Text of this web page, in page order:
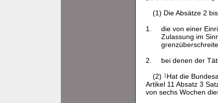
(1) Die Absätze 2
1.
die von einer
Zulassung im
2.
bei denen der
(2) 1Hat die
Artikel 11 Absatz 3
von sechs Wochen